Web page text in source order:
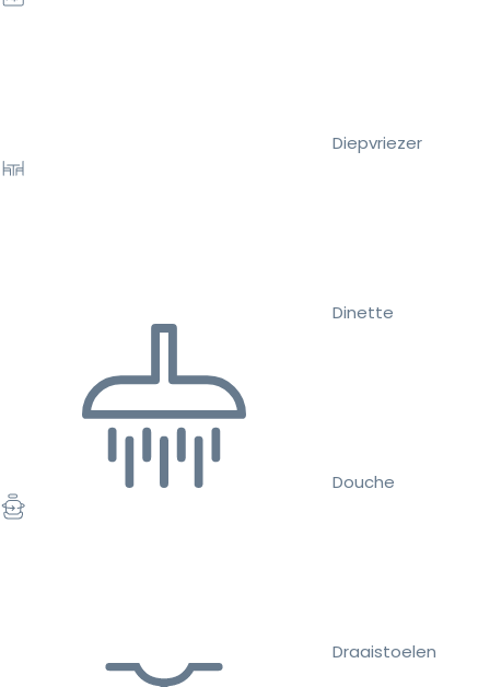
Diepvriezer
Dinette
Douche
Draaistoelen